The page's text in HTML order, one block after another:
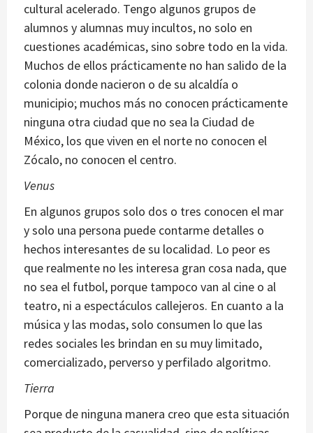
cultural acelerado. Tengo algunos grupos de
alumnos y alumnas muy incultos, no solo en
cuestiones académicas, sino sobre todo en la vida.
Muchos de ellos prácticamente no han salido de la
colonia donde nacieron o de su alcaldía o
municipio; muchos más no conocen prácticamente
ninguna otra ciudad que no sea la Ciudad de
México, los que viven en el norte no conocen el
Zócalo, no conocen el centro.
Venus
En algunos grupos solo dos o tres conocen el mar
y solo una persona puede contarme detalles o
hechos interesantes de su localidad. Lo peor es
que realmente no les interesa gran cosa nada, que
no sea el futbol, porque tampoco van al cine o al
teatro, ni a espectáculos callejeros. En cuanto a la
música y las modas, solo consumen lo que las
redes sociales les brindan en su muy limitado,
comercializado, perverso y perfilado algoritmo.
Tierra
Porque de ninguna manera creo que esta situación